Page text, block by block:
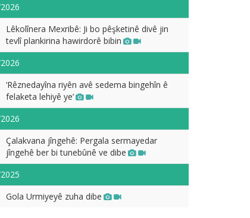
Lêkolînera Mexribê: Ji bo pêşketinê divê jin
tevlî plankirina hawirdorê bibin
‘Rêznedayîna riyên avê sedema bingehîn ê
felaketa lehiyê ye’
Çalakvana jîngehê: Pergala sermayedar
jîngehê ber bi tunebûnê ve dibe
Gola Urmiyeyê zuha dibe